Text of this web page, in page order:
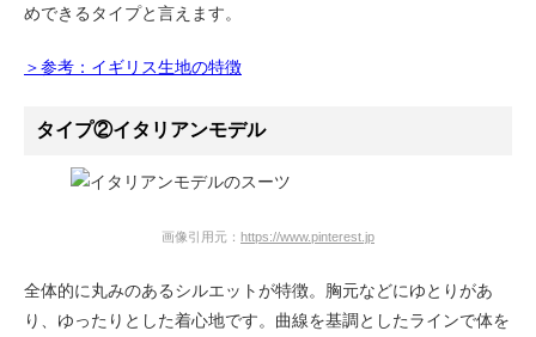
めできるタイプと言えます。
＞参考：イギリス生地の特徴
タイプ②イタリアンモデル
画像引用元： https://www.pinterest.jp
全体的に丸みのあるシルエットが特徴。胸元などにゆとりがあ
り、ゆったりとした着心地です。曲線を基調としたラインで体を